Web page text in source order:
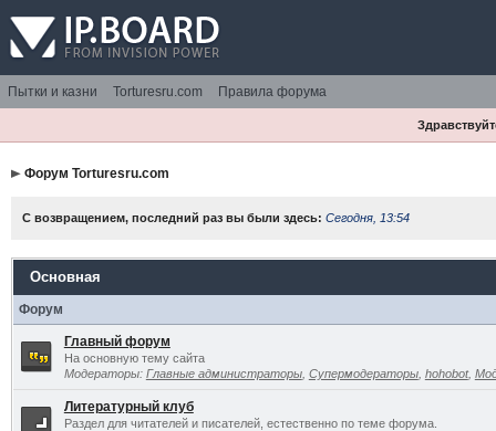
Пытки и казни Torturesru.com Правила форума
Форум Torturesru.com
С возвращением, последний раз вы были здесь: Сегодня, 13:54
Основная
Форум
Главный форум
На основную тему сайта
Модераторы: Главные администраторы, Супермодераторы, hohobot,
Литературный клуб
Раздел для читателей и писателей, естественно по теме форума.